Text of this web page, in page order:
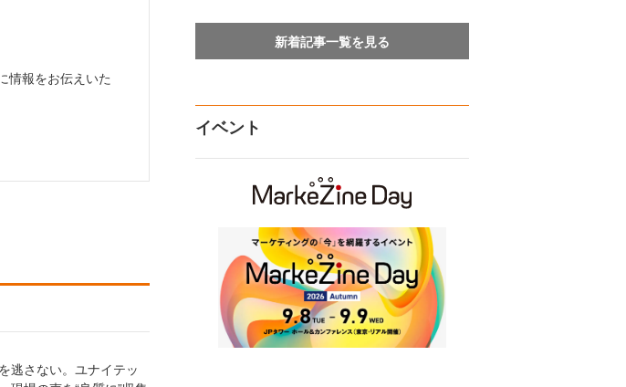
情報をお伝えいた
逃さない。ユナイテッ
新着記事一覧を見る
イベント